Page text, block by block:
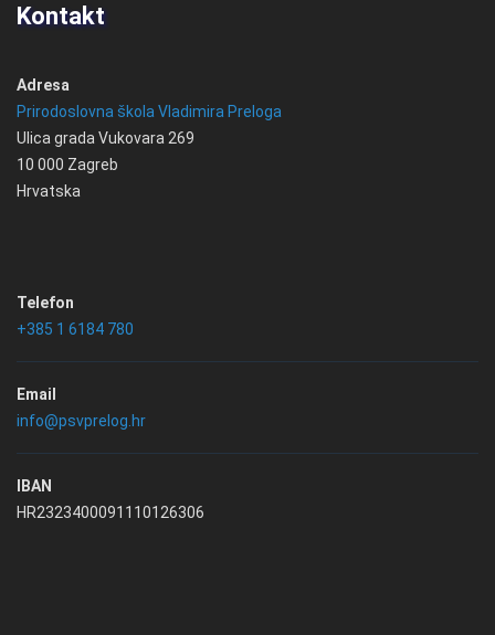
Kontakt
Adresa
Prirodoslovna škola Vladimira Preloga
Ulica grada Vukovara 269
10 000 Zagreb
Hrvatska
Telefon
+385 1 6184 780
Email
info@psvprelog.hr
IBAN
HR2323400091110126306